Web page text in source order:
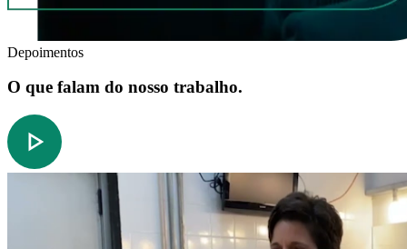
Depoimentos
O que falam do nosso trabalho.